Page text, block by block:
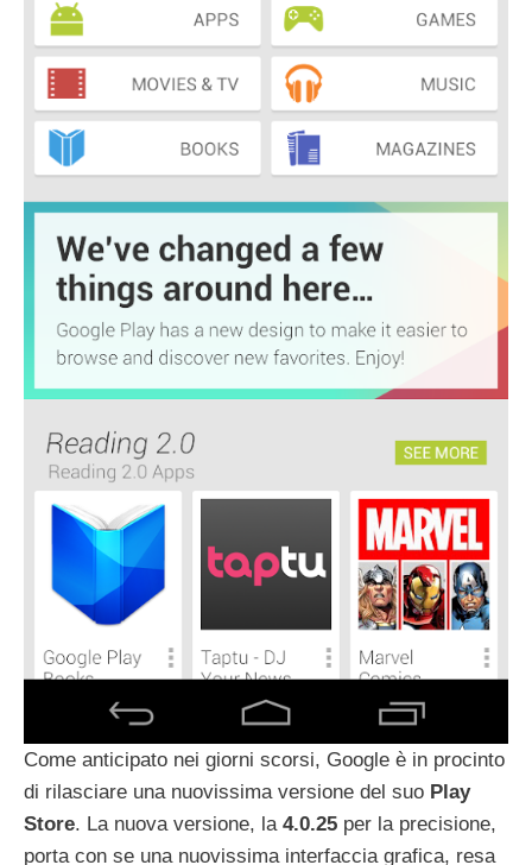
Come anticipato nei giorni scorsi, Google è in procinto
di rilasciare una nuovissima versione del suo Play
Store. La nuova versione, la 4.0.25 per la precisione,
porta con se una nuovissima interfaccia grafica, resa